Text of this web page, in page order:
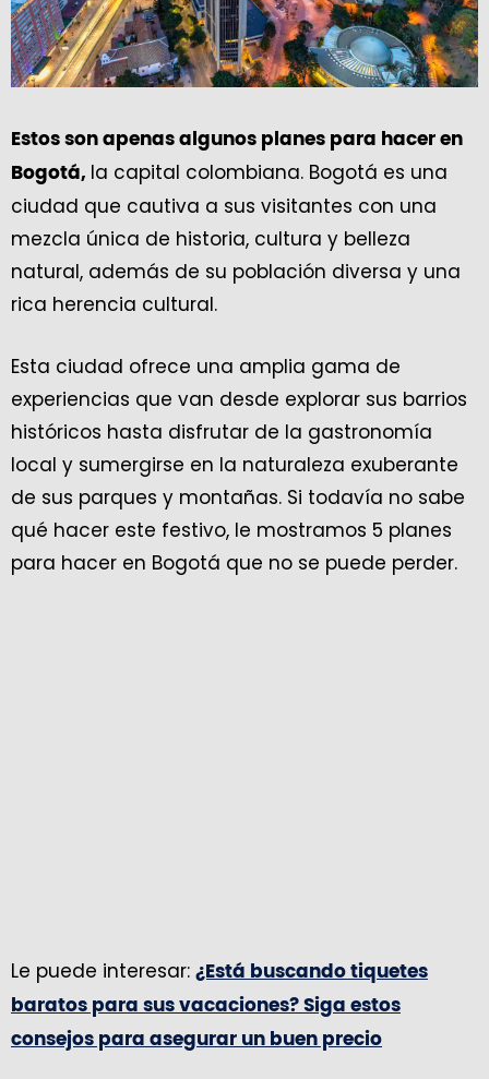
Estos son apenas algunos planes para hacer en
Bogotá, la capital colombiana. Bogotá es una
ciudad que cautiva a sus visitantes con una
mezcla única de historia, cultura y belleza
natural, además de su población diversa y una
rica herencia cultural.
Esta ciudad ofrece una amplia gama de
experiencias que van desde explorar sus barrios
históricos hasta disfrutar de la gastronomía
local y sumergirse en la naturaleza exuberante
de sus parques y montañas. Si todavía no sabe
qué hacer este festivo, le mostramos 5 planes
para hacer en Bogotá que no se puede perder.
Le puede interesar: ¿Está buscando tiquetes
baratos para sus vacaciones? Siga estos
consejos para asegurar un buen precio